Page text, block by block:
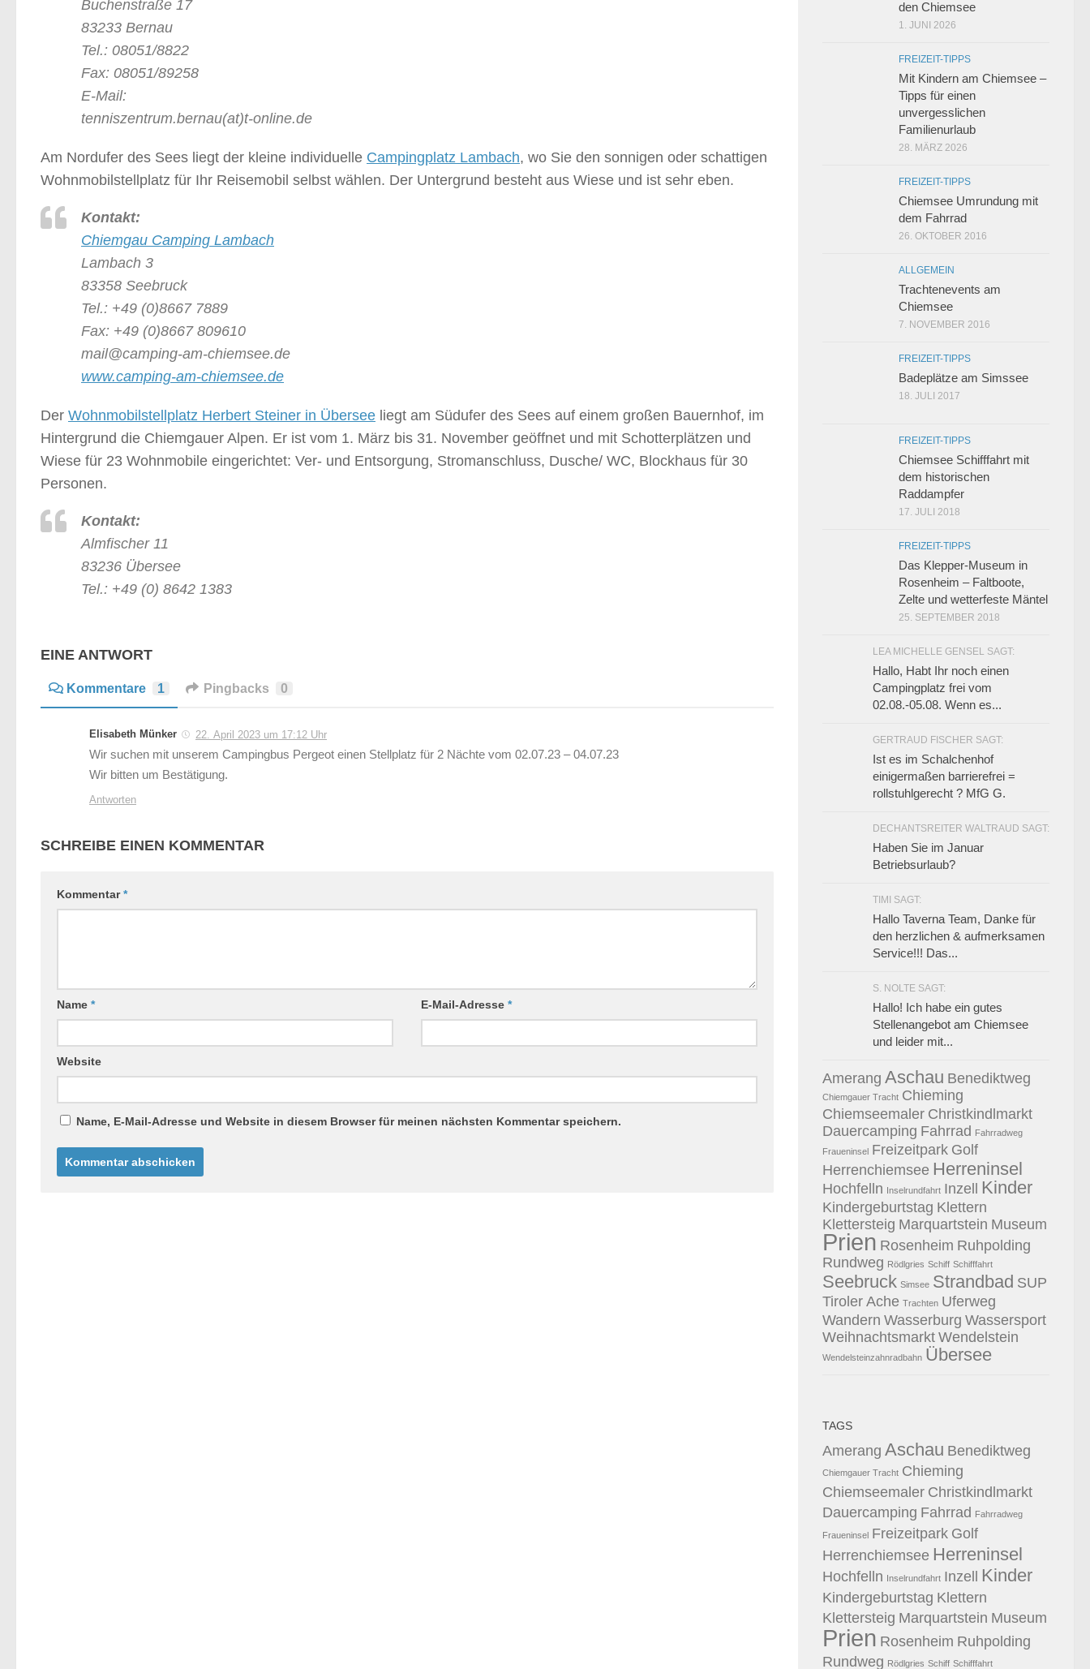
Buchenstraße 17
83233 Bernau
Tel.: 08051/8822
Fax: 08051/89258
E-Mail:
tenniszentrum.bernau(at)t-online.de
Am Nordufer des Sees liegt der kleine individuelle Campingplatz Lambach, wo Sie den sonnigen oder schattigen
Wohnmobilstellplatz für Ihr Reisemobil selbst wählen. Der Untergrund besteht aus Wiese und ist sehr eben.
Kontakt:
Chiemgau Camping Lambach
Lambach 3
83358 Seebruck
Tel.: +49 (0)8667 7889
Fax: +49 (0)8667 809610
mail@camping-am-chiemsee.de
www.camping-am-chiemsee.de
Der Wohnmobilstellplatz Herbert Steiner in Übersee liegt am Südufer des Sees auf einem großen Bauernhof, im
Hintergrund die Chiemgauer Alpen. Er ist vom 1. März bis 31. November geöffnet und mit Schotterplätzen und
Wiese für 23 Wohnmobile eingerichtet: Ver- und Entsorgung, Stromanschluss, Dusche/ WC, Blockhaus für 30
Personen.
Kontakt:
Almfischer 11
83236 Übersee
Tel.: +49 (0) 8642 1383
EINE ANTWORT
Kommentare 1 Pingbacks 0
Elisabeth Münker 22. April 2023 um 17:12 Uhr
Wir suchen mit unserem Campingbus Pergeot einen Stellplatz für 2 Nächte vom 02.07.23 – 04.07.23
Wir bitten um Bestätigung.
Antworten
SCHREIBE EINEN KOMMENTAR
Kommentar*
Name * E-Mail-Adresse*
Website
Name, E-Mail-Adresse und Website in diesem Browser für meinen nächsten Kommentar speichern.
den Chiemsee
1. JUNI 2026
FREIZEIT-TIPPS
Mit Kindern am Chiemsee –
Tipps für einen
unvergesslichen
Familienurlaub
28. MÄRZ 2026
FREIZEIT-TIPPS
Chiemsee Umrundung mit
dem Fahrrad
26. OKTOBER 2016
ALLGEMEIN
Trachtenevents am
Chiemsee
7. NOVEMBER 2016
FREIZEIT-TIPPS
Badeplätze am Simssee
18. JULI 2017
FREIZEIT-TIPPS
Chiemsee Schifffahrt mit
dem historischen
Raddampfer
17. JULI 2018
FREIZEIT-TIPPS
Das Klepper-Museum in
Rosenheim – Faltboote,
Zelte und wetterfeste Mäntel
25. SEPTEMBER 2018
LEA MICHELLE GENSEL SAGT:
Hallo, Habt Ihr noch einen
Campingplatz frei vom
02.08.-05.08. Wenn es...
GERTRAUD FISCHER SAGT:
Ist es im Schalchenhof
einigermaßen barrierefrei =
rollstuhlgerecht ? MfG G.
DECHANTSREITER WALTRAUD SAGT:
Haben Sie im Januar
Betriebsurlaub?
TIMI SAGT:
Hallo Taverna Team, Danke für
den herzlichen & aufmerksamen
Service!!! Das...
S. NOLTE SAGT:
Hallo! Ich habe ein gutes
Stellenangebot am Chiemsee
und leider mit...
Amerang Aschau Benediktweg
Chiemgauer Tracht Chieming
Chiemseemaler Christkindlmarkt
Dauercamping Fahrrad Fahrradweg
Fraueninsel Freizeitpark Golf
Herrenchiemsee Herreninsel
Hochfelln Inselrundfahrt Inzell Kinder
Kindergeburtstag Klettern
Klettersteig Marquartstein Museum
Prien Rosenheim Ruhpolding
Rundweg Rödlgries Schiff Schifffahrt
Seebruck Simsee Strandbad SUP
Tiroler Ache Trachten Uferweg
Wandern Wasserburg Wassersport
Weihnachtsmarkt Wendelstein
Wendelsteinzahnradbahn Übersee
TAGS
Amerang Aschau Benediktweg
Chiemgauer Tracht Chieming
Chiemseemaler Christkindlmarkt
Dauercamping Fahrrad Fahrradweg
Fraueninsel Freizeitpark Golf
Herrenchiemsee Herreninsel
Hochfelln Inselrundfahrt Inzell Kinder
Kindergeburtstag Klettern
Klettersteig Marquartstein Museum
Prien Rosenheim Ruhpolding
Rundweg Rödlgries Schiff Schifffahrt